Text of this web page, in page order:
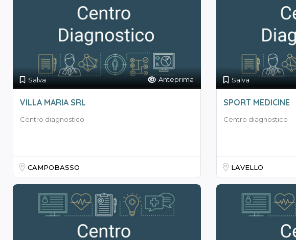
Salva Anteprima
VILLA MARIA SRL
Centro diagnostico
CAMPOBASSO
Salva
SPORT MEDICINE
Centro diagnostico
LAVELLO